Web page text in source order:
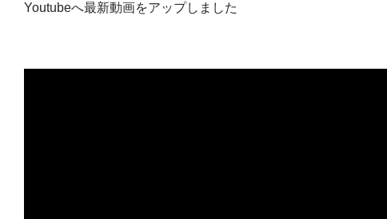
Youtubeへ最新動画をアップしました